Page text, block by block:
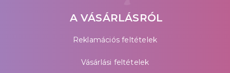
A VÁSÁRLÁSRÓL
Reklamációs feltételek
Vásárlási feltételek